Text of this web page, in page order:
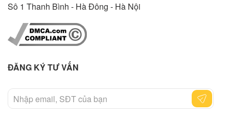
Sô 1 Thanh Bình - Hà Đông - Hà Nội
ĐĂNG KÝ TƯ VẤN